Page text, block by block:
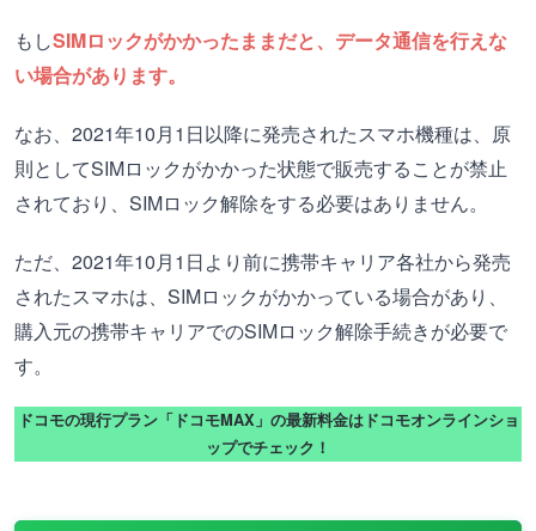
もしSIMロックがかかったままだと、データ通信を行えな
い場合があります。
なお、2021年10月1日以降に発売されたスマホ機種は、原
則としてSIMロックがかかった状態で販売することが禁止
されており、SIMロック解除をする必要はありません。
ただ、2021年10月1日より前に携帯キャリア各社から発売
されたスマホは、SIMロックがかかっている場合があり、
購入元の携帯キャリアでのSIMロック解除手続きが必要で
す。
ドコモの現行プラン「ドコモMAX」の最新料金はドコモオンラインショ
ップでチェック！